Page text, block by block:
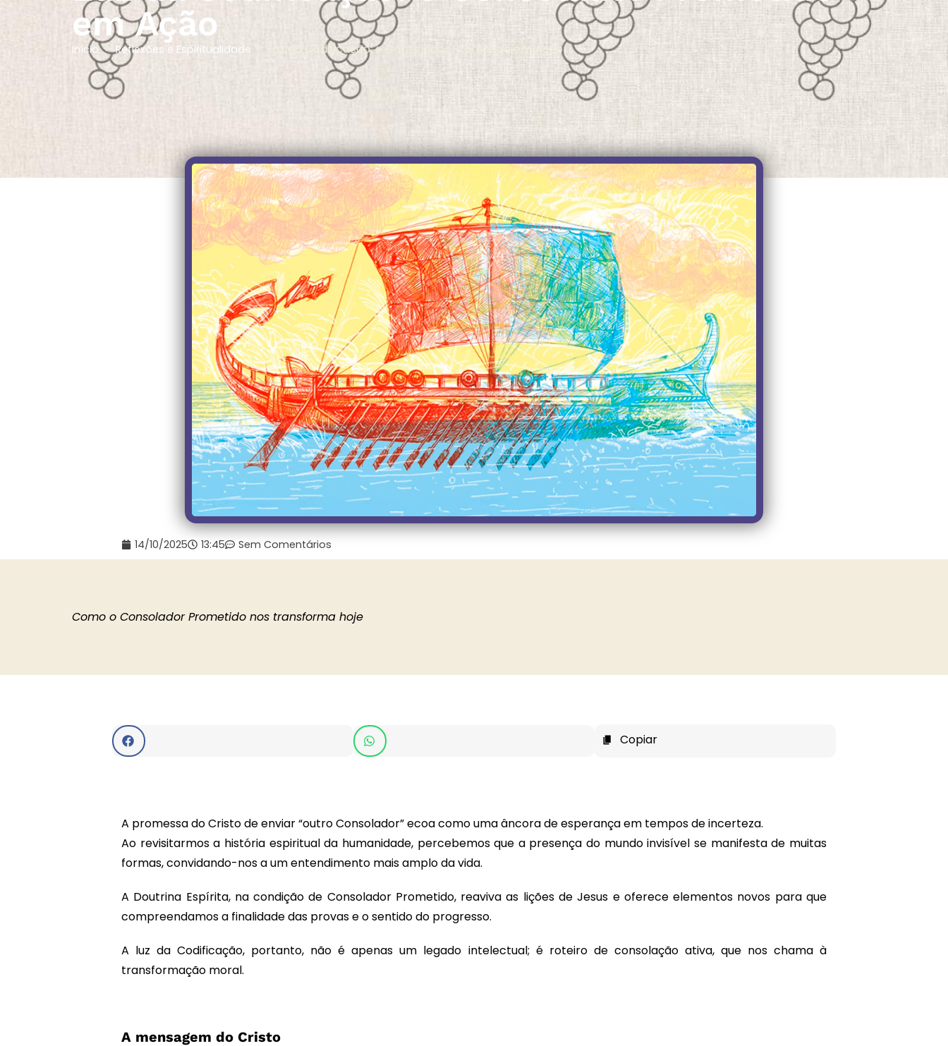
em Ação
Início Reflexões e Espiritualidade Luz da Codificação: o Consolador Prometido em Ação
14/10/2025 13:45 Sem Comentários
Como o Consolador Prometido nos transforma hoje
Copiar
A promessa do Cristo de enviar “outro Consolador” ecoa como uma âncora de esperança em tempos de incerteza.
Ao revisitarmos a história espiritual da humanidade, percebemos que a presença do mundo invisível se manifesta de muitas
formas, convidando-nos a um entendimento mais amplo da vida.
A Doutrina Espírita, na condição de Consolador Prometido, reaviva as lições de Jesus e oferece elementos novos para que
compreendamos a finalidade das provas e o sentido do progresso.
A luz da Codificação, portanto, não é apenas um legado intelectual; é roteiro de consolação ativa, que nos chama à
transformação moral.
A mensagem do Cristo